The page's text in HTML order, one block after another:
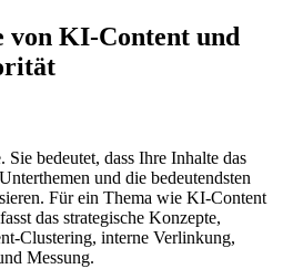
von KI-Content und
bedeutet, dass Ihre Inhalte das
und die bedeutendsten
Für ein Thema wie KI-Content
das strategische Konzepte,
Clustering, interne Verlinkung,
Messung.